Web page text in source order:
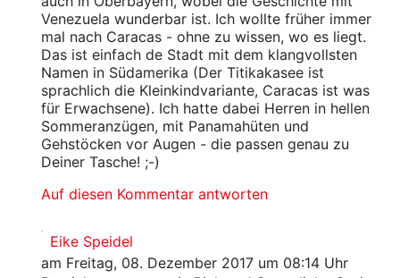
Venezuela wunderbar ist. Ich wollte früher immer
mal nach Caracas - ohne zu wissen, wo es liegt.
Das ist einfach de Stadt mit dem klangvollsten
Namen in Südamerika (Der Titikakasee ist
sprachlich die Kleinkindvariante, Caracas ist was
für Erwachsene). Ich hatte dabei Herren in hellen
Sommeranzügen, mit Panamahüten und
Gehstöcken vor Augen - die passen genau zu
Deiner Tasche! ;-)
Auf diesen Kommentar antworten
Eike Speidel
am Freitag, 08. Dezember 2017 um 08:14 Uhr